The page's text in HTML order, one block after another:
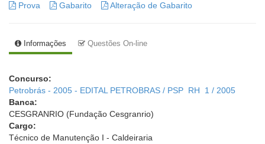
Prova Gabarito Alteração de Gabarito
Informações Questões On-line
Concurso:
Petrobrás - 2005 - EDITAL PETROBRAS / PSP  RH  1 / 2005
Banca:
CESGRANRIO (Fundação Cesgranrio)
Cargo:
Técnico de Manutenção I - Caldeiraria